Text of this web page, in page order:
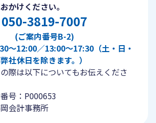
かけください。
050-3819-7007
(ご案内番号B-2)
〜12:00／13:00〜17:30（土・日・
社休日を除きます。）
際は以下についてもお伝えくださ
号：P000653
会計事務所